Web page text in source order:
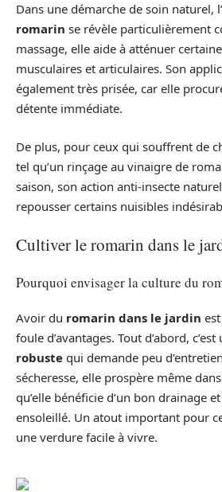
Dans une démarche de soin naturel, l’
romarin se révèle particulièrement
massage, elle aide à atténuer
musculaires et articulaires. Son
également très prisée, car elle
détente immédiate.
De plus, pour ceux qui souffrent de
tel qu’un rinçage au vinaigre de
saison, son action anti-insecte
repousser certains nuisibles
Cultiver le romarin dans le
Pourquoi envisager la culture du
Avoir du romarin dans le jardin
foule d’avantages. Tout d’abord, c’est
robuste qui demande peu
sécheresse, elle prospère même
qu’elle bénéficie d’un bon drainage
ensoleillé. Un atout important pour
une verdure facile à vivre.